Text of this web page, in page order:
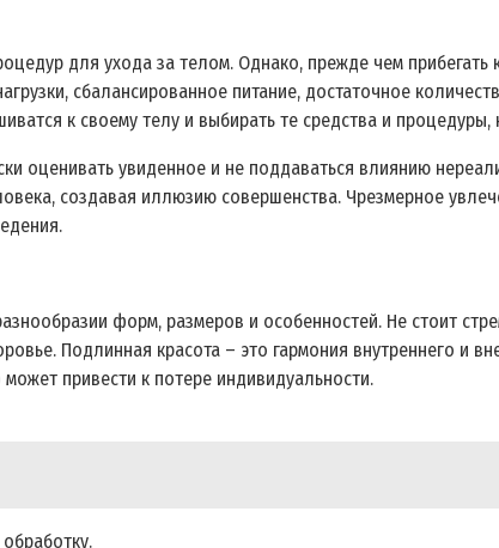
для ухода за телом. Однако, прежде чем
сбалансированное питание, достаточное
к своему телу и выбирать те средства и
оценивать увиденное и не поддаваться влиянию
создавая иллюзию совершенства. Чрезмерное
форм, размеров и особенностей. Не стоит
Подлинная красота – это гармония внутреннего и
привести к потере индивидуальности.